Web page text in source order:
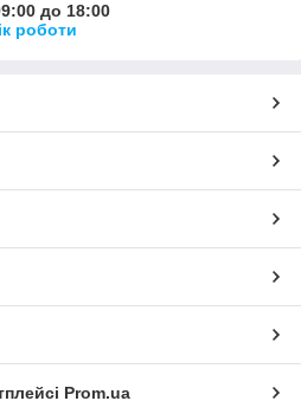
до 18:00
роботи
Prom.ua